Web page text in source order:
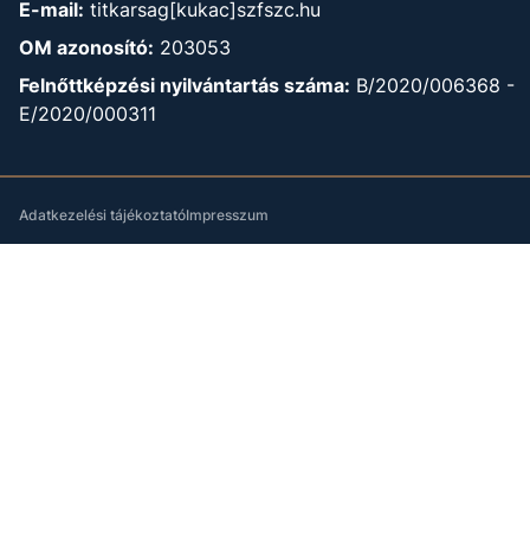
E-mail: titkarsag[kukac]szfszc.hu
OM azonosító: 203053
Felnőttképzési nyilvántartás száma: B/2020/006368 -
E/2020/000311
Adatkezelési tájékoztatóImpresszum